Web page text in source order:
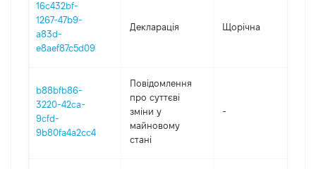
16c432bf-
1267-47b9-
a83d-
e8aef87c5d09
Декларація Щорічна
b88bfb86-
3220-42ca-
9cfd-
9b80fa4a2cc4
Повідомлення
про суттєві
зміни y
майновому
стані
-